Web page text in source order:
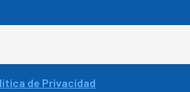
de Privacidad